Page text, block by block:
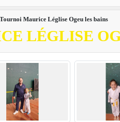
Tournoi Maurice Léglise Ogeu les bains
LÉGLISE